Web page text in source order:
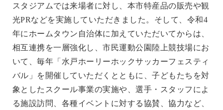
スタジアムでは来場者に対し、本市特産品の販売や観
光PRなどを実施していただきました。そして、令和4
年にホームタウン自治体に加えていただいてからは、
相互連携を一層強化し、市民運動公園陸上競技場にお
いて、毎年「水戸ホーリーホックサッカーフェスティ
バル」を開催していただくとともに、子どもたちを対
象としたスクール事業の実施や、選手・スタッフによ
る施設訪問、各種イベントに対する協賛、協力など、